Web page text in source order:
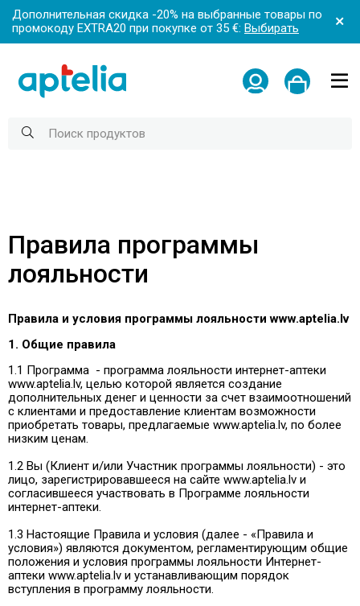
Дополнительная скидка -20% на выбранные товары по
промокоду EXTRA20 при покупке от 35 €: Выбирать
Правила программы
лояльности
Правила и условия программы лояльности www.aptelia.lv
1. Общие правила
1.1 Программа - программа лояльности интернет-аптеки
www.aptelia.lv, целью которой является создание
дополнительных денег и ценности за счет взаимоотношений
с клиентами и предоставление клиентам возможности
приобретать товары, предлагаемые www.aptelia.lv, по более
низким ценам.
1.2 Вы (Клиент и/или Участник программы лояльности) - это
лицо, зарегистрировавшееся на сайте www.aptelia.lv и
согласившееся участвовать в Программе лояльности
интернет-аптеки.
1.3 Настоящие Правила и условия (далее - «Правила и
условия») являются документом, регламентирующим общие
положения и условия программы лояльности Интернет-
аптеки www.aptelia.lv и устанавливающим порядок
вступления в программу лояльности.